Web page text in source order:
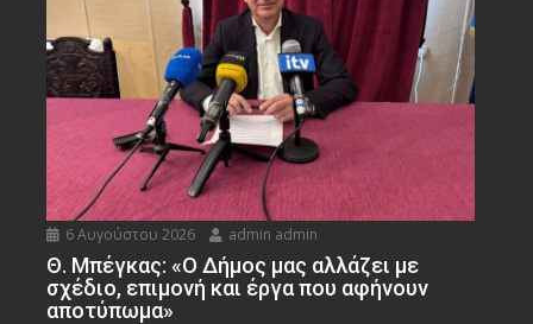
6 Αυγούστου 2026 admin admin
Θ. Μπέγκας: «Ο Δήμος μας αλλάζει με
σχέδιο, επιμονή και έργα που αφήνουν
αποτύπωμα»